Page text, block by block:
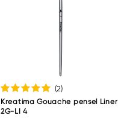
(2)
Kreatima Gouache pensel Liner
2G-LI 4